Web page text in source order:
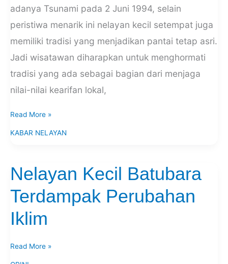
adanya Tsunami pada 2 Juni 1994, selain
peristiwa menarik ini nelayan kecil setempat juga
memiliki tradisi yang menjadikan pantai tetap asri.
Jadi wisatawan diharapkan untuk menghormati
tradisi yang ada sebagai bagian dari menjaga
nilai-nilai kearifan lokal,
Read More »
KABAR NELAYAN
Nelayan Kecil Batubara
Terdampak Perubahan
Iklim
Nelayan
Kecil
Batubara
Perubahan
Read More »